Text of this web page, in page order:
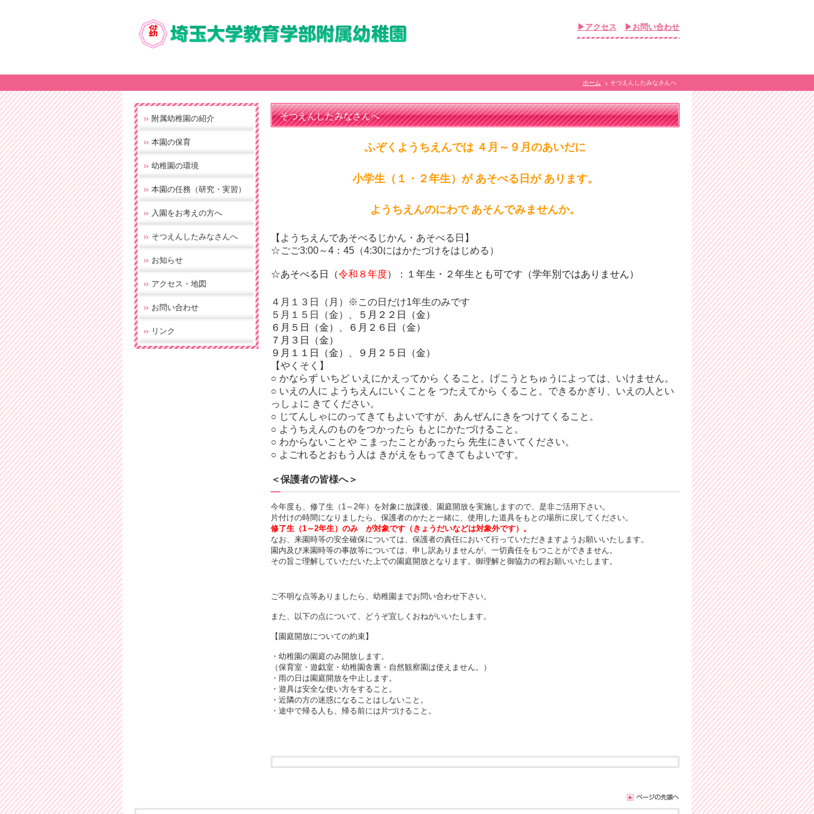
▶アクセス ▶お問い合わせ
ホーム そつえんしたみなさんへ
そつえんしたみなさんへ
ふぞくようちえんでは ４月～９月のあいだに
小学生（１・２年生）が あそべる日が あります。
ようちえんのにわで あそんでみませんか。
【ようちえんであそべるじかん・あそべる日】
☆ごご3:00～4：45（4:30にはかたづけをはじめる）
☆あそべる日 （令和８年度）：１年生・２年生とも可です（学年別ではありません）
４月１３日（月）※この日だけ1年生のみです
５月１５日（金）、
５月２２日（金）
６月５日（金）、６月２６日（金）
７月３日（金）
９月１１日（金）、９月２５日（金）
【やくそく】
○ かならず いちど いえにかえってから くること。げこうとちゅうによっては、いけません。
○ いえの人に ようちえんにいくことを つたえてから くること。できるかぎり、いえの人とい
っしょに きてください。
○ じてんしゃにのってきてもよいですが、あんぜんにきをつけてくること。
○ ようちえんのものをつかったら もとにかたづけること。
○ わからないことや こまったことがあったら 先生にきいてください。
○ よごれるとおもう人は きがえをもってきてもよいです。
＜保護者の皆様へ＞
今年度も、修了生（1～2年）を対象に放課後、園庭開放を実施しますので、是非ご活用下さい。
片付けの時間になりましたら、保護者のかたと一緒に、使用した道具をもとの場所に戻してください。
修了生（1～2年生）のみ が対象です（きょうだいなどは対象外です）。
なお、来園時等の安全確保については、保護者の責任において行っていただきますようお願いいたします。
園内及び来園時等の事故等については、申し訳ありませんが、一切責任をもつことができません。
その旨ご理解していただいた上での園庭開放となります。御理解と御協力の程お願いいたします。
ご不明な点等ありましたら、幼稚園までお問い合わせ下さい。
また、以下の点について、どうぞ宜しくおねがいいたします。
【園庭開放についての約束】
・幼稚園の園庭のみ開放します。
（保育室・遊戯室・幼稚園舎裏・自然観察園は使えません。）
・雨の日は園庭開放を中止します。
・遊具は安全な使い方をすること。
・近隣の方の迷惑になることはしないこと。
・途中で帰る人も、帰る前には片づけること。
附属幼稚園の紹介
本園の保育
幼稚園の環境
本園の任務（研究・実習）
入園をお考えの方へ
そつえんしたみなさんへ
お知らせ
アクセス・地図
お問い合わせ
リンク